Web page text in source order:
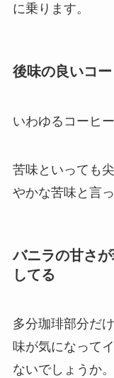
に乗ります。
後味の良いコ
いわゆるコーヒ
苦味といっても
やかな苦味と言っ
バニラの甘さ
してる
多分珈琲部分だ
味が気になって
ないでしょうか。